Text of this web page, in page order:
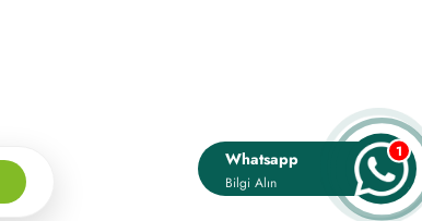
Whatsapp
Bilgi Alın
1